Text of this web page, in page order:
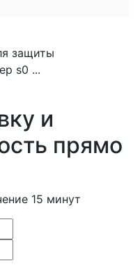
защиты
s0 ...
и
прямо
15 минут